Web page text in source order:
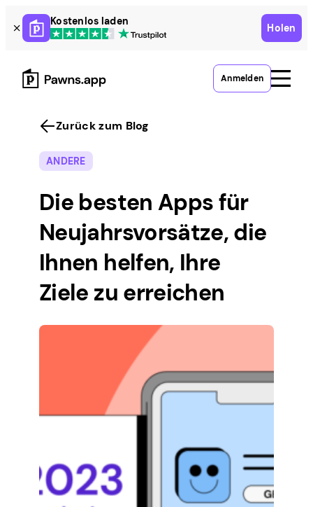
Skip
to
content
Kostenlos laden
Holen
Anmelden
Zurück zum Blog
ANDERE
Die besten Apps für
Neujahrsvorsätze, die
Ihnen helfen, Ihre
Ziele zu erreichen